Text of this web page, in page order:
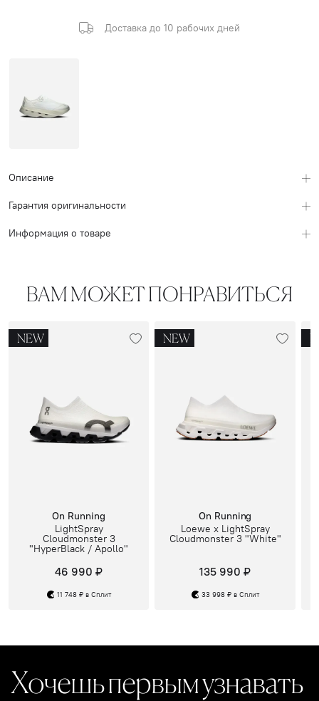
Доставка до 10 рабочих дней
Описание
Гарантия оригинальности
Информация о товаре
ВАМ МОЖЕТ ПОНРАВИТЬСЯ
NEW
On Running
LightSpray
Cloudmonster 3
"HyperBlack / Apollo"
46 990 ₽
11 748 ₽ в Сплит
NEW
On Running
Loewe x LightSpray
Cloudmonster 3 "White"
135 990 ₽
33 998 ₽ в Сплит
Хочешь первым узнавать